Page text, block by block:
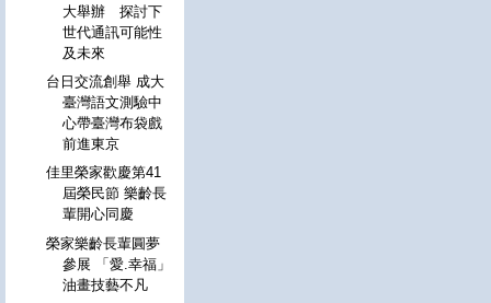
大舉辦 探討下
世代通訊可能性
及未來
台日交流創舉 成大
臺灣語文測驗中
心帶臺灣布袋戲
前進東京
佳里榮家歡慶第41
屆榮民節 樂齡長
輩開心同慶
榮家樂齡長輩圓夢
參展 「愛.幸福」
油畫技藝不凡